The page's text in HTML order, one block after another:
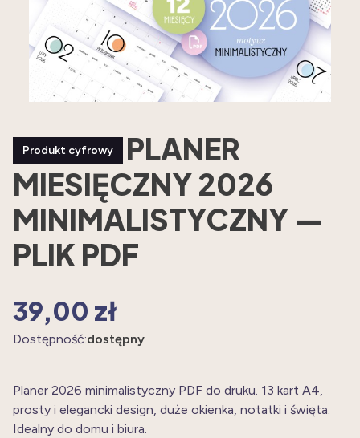
Produkt cyfrowy
PLANER
MIESIĘCZNY 2026
MINIMALISTYCZNY —
PLIK PDF
Cena
39,00 zł
Dostępność:dostępny
Planer 2026 minimalistyczny PDF do druku. 13 kart A4,
prosty i elegancki design, duże okienka, notatki i święta.
Idealny do domu i biura.